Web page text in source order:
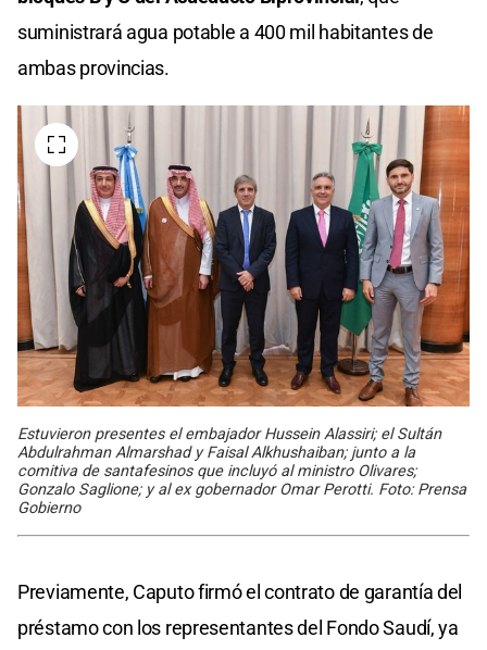
suministrará agua potable a 400 mil habitantes de
ambas provincias.
Estuvieron presentes el embajador Hussein Alassiri; el Sultán
Abdulrahman Almarshad y Faisal Alkhushaiban; junto a la
comitiva de santafesinos que incluyó al ministro Olivares;
Gonzalo Saglione; y al ex gobernador Omar Perotti. Foto: Prensa
Gobierno
Previamente, Caputo firmó el contrato de garantía del
préstamo con los representantes del Fondo Saudí, ya